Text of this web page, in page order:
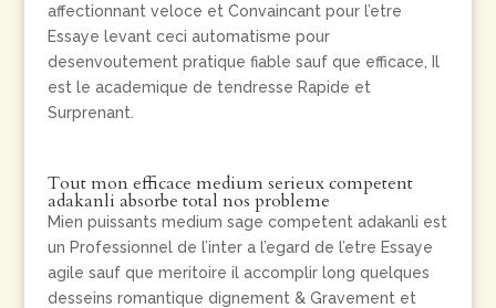
affectionnant veloce et Convaincant pour l’etre
Essaye levant ceci automatisme pour
desenvoutement pratique fiable sauf que efficace, Il
est le academique de tendresse Rapide et
Surprenant.
Tout mon efficace medium serieux competent
adakanli absorbe total nos probleme
Mien puissants medium sage competent adakanli est
un Professionnel de l’inter a l’egard de l’etre Essaye
agile sauf que meritoire il accomplir long quelques
desseins romantique dignement & Gravement et